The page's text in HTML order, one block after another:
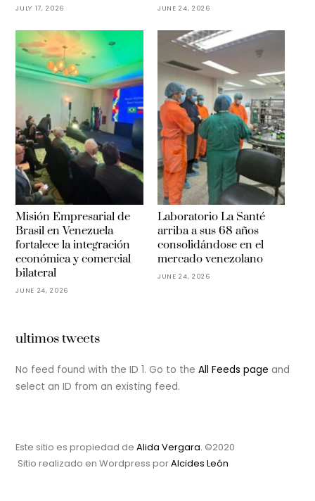
JULY 17, 2026 JUNE 24, 2026
Misión Empresarial de
Brasil en Venezuela
fortalece la integración
económica y comercial
bilateral
JUNE 24, 2026
Laboratorio La Santé
arriba a sus 68 años
consolidándose en el
mercado venezolano
JUNE 24, 2026
ultimos tweets
No feed found with the ID 1. Go to theAll Feeds page and
select an ID from an existing feed.
Este sitio es propiedad deAlida Vergara. ©2020
Sitio realizado en Wordpress porAlcides León